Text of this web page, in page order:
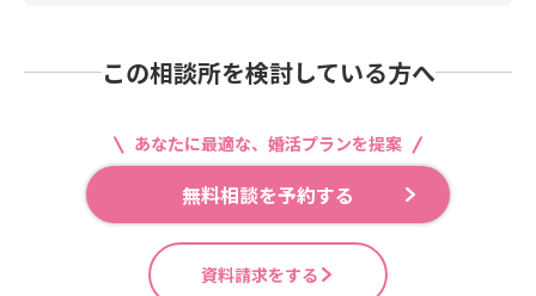
この相談所を検討している方へ
あなたに最適な、婚活プランを提案
無料相談を予約する
資料請求をする